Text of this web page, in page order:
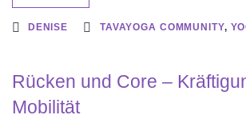
DENISE TAVAYOGA COMMUNITY,
Rücken und Core –
Mobilität